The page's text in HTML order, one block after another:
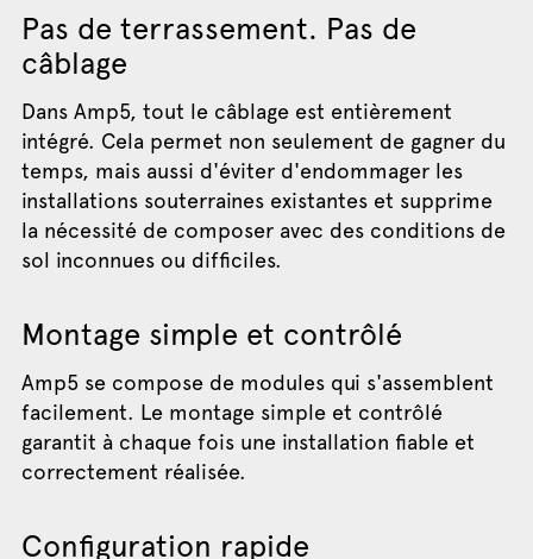
Pas de terrassement. Pas de
câblage
Dans Amp5, tout le câblage est entièrement
intégré. Cela permet non seulement de gagner du
temps, mais aussi d'éviter d'endommager les
installations souterraines existantes et supprime
la nécessité de composer avec des conditions de
sol inconnues ou difficiles.
Montage simple et contrôlé
Amp5 se compose de modules qui s'assemblent
facilement. Le montage simple et contrôlé
garantit à chaque fois une installation fiable et
correctement réalisée.
Configuration rapide